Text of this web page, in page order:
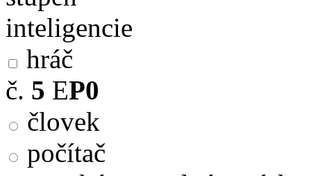
inteligencie
hráč
č. 5 EP0
človek
počítač